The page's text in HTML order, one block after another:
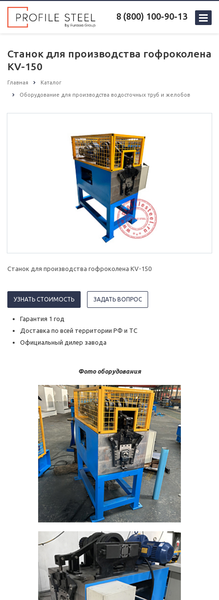
8 (800) 100-90-13
Станок для производства гофроколена
KV-150
Главная Каталог
Оборудование для производства водосточных труб и желобов
Станок для производства гофроколена KV-150
УЗНАТЬ СТОИМОСТЬ ЗАДАТЬ ВОПРОС
Гарантия 1 год
Доставка по всей территории РФ и ТС
Официальный дилер завода
Фото оборудования